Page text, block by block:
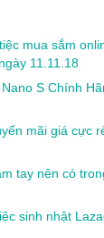
mua sắm
11.11.18
S Chính
mãi giá cực
tay nên có
sinh nhật